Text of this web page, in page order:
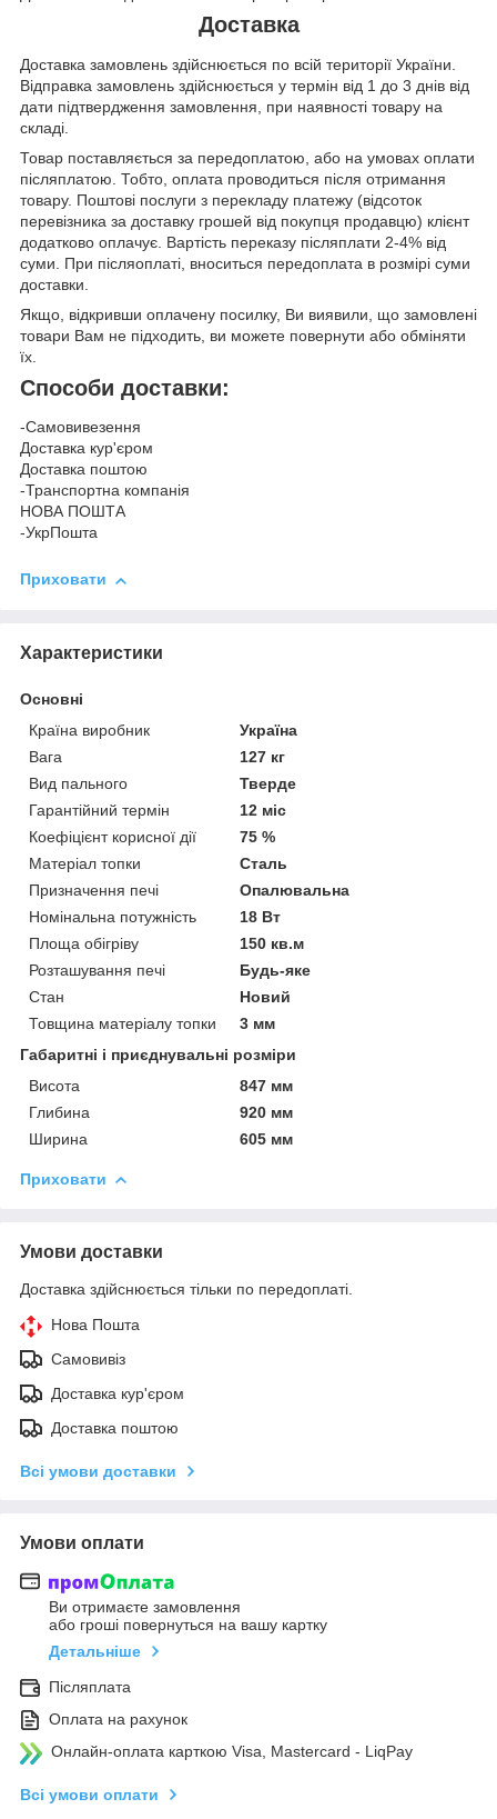
Доставка
Доставка замовлень здійснюється по всій території України.
Відправка замовлень здійснюється у термін від 1 до 3 днів від
дати підтвердження замовлення, при наявності товару на
складі.
Товар поставляється за передоплатою, або на умовах оплати
післяплатою. Тобто, оплата проводиться після отримання
товару. Поштові послуги з перекладу платежу (відсоток
перевізника за доставку грошей від покупця продавцю) клієнт
додатково оплачує. Вартість переказу післяплати 2-4% від
суми. При післяоплаті, вноситься передоплата в розмірі суми
доставки.
Якщо, відкривши оплачену посилку, Ви виявили, що замовлені
товари Вам не підходить, ви можете повернути або обміняти
їх.
Способи доставки:
-Самовивезення
Доставка кур'єром
Доставка поштою
-Транспортна компанія
НОВА ПОШТА
-УкрПошта
Приховати
Характеристики
Основні
Країна виробник
Україна
Вага
127 кг
Вид пального
Тверде
Гарантійний термін
12 міс
Коефіцієнт корисної дії
75 %
Матеріал топки
Сталь
Призначення печі
Опалювальна
Номінальна потужність
18 Вт
Площа обігріву
150 кв.м
Розташування печі
Будь-яке
Стан
Новий
Товщина матеріалу топки
3 мм
Габаритні і приєднувальні розміри
Висота
847 мм
Глибина
920 мм
Ширина
605 мм
Приховати
Умови доставки
Доставка здійснюється тільки по передоплаті.
Нова Пошта
Самовивіз
Доставка кур'єром
Доставка поштою
Всі умови доставки
Умови оплати
Ви отримаєте замовлення
або гроші повернуться на вашу картку
Детальніше
Післяплата
Оплата на рахунок
Онлайн-оплата карткою Visa, Mastercard - LiqPay
Всі умови оплати